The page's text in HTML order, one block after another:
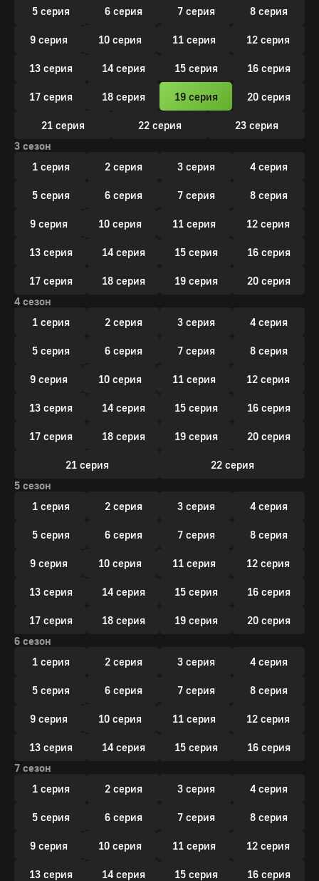
5 серия 6 серия 7 серия 8 серия
9 серия 10 серия 11 серия 12 серия
13 серия 14 серия 15 серия 16 серия
17 серия 18 серия 19 серия 20 серия
21 серия 22 серия
23 серия
3 сезон
1 серия
2 серия 3 серия 4 серия
5 серия 6 серия 7 серия 8 серия
9 серия 10 серия 11 серия 12 серия
13 серия 14 серия 15 серия 16 серия
17 серия 18 серия 19 серия
20 серия
4 сезон
1 серия
2 серия 3 серия 4 серия
5 серия 6 серия 7 серия 8 серия
9 серия 10 серия 11 серия 12 серия
13 серия 14 серия 15 серия 16 серия
17 серия 18 серия 19 серия 20 серия
21 серия
22 серия
5 сезон
1 серия
2 серия 3 серия 4 серия
5 серия 6 серия 7 серия 8 серия
9 серия 10 серия 11 серия 12 серия
13 серия 14 серия 15 серия 16 серия
17 серия 18 серия 19 серия
20 серия
6 сезон
1 серия
2 серия 3 серия 4 серия
5 серия 6 серия 7 серия 8 серия
9 серия 10 серия 11 серия 12 серия
13 серия 14 серия 15 серия
16 серия
7 сезон
1 серия
2 серия 3 серия 4 серия
5 серия 6 серия 7 серия 8 серия
9 серия 10 серия 11 серия 12 серия
13 серия 14 серия 15 серия 16 серия